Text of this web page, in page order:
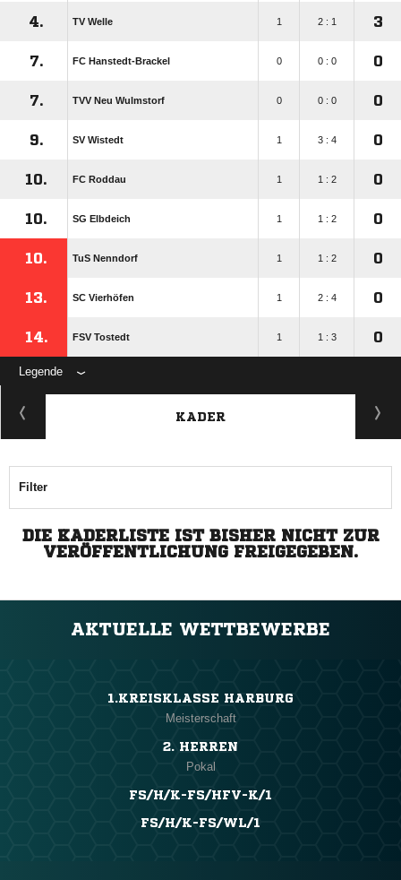
4. TV Welle 1 2 : 1 3
7. FC Hanstedt-Brackel 0 0 : 0 0
7. TVV Neu Wulmstorf 0 0 : 0 0
9. SV Wistedt 1 3 : 4 0
10. FC Roddau 1 1 : 2 0
10. SG Elbdeich 1 1 : 2 0
10. TuS Nenndorf 1 1 : 2 0
13. SC Vierhöfen 1 2 : 4 0
14. FSV Tostedt 1 1 : 3 0
Legende
KADER
Filter
DIE KADERLISTE IST BISHER NICHT ZUR
VERÖFFENTLICHUNG FREIGEGEBEN.
AKTUELLE WETTBEWERBE
1.KREISKLASSE HARBURG
Meisterschaft
2. HERREN
Pokal
FS/H/K-FS/HFV-K/1
FS/H/K-FS/WL/1